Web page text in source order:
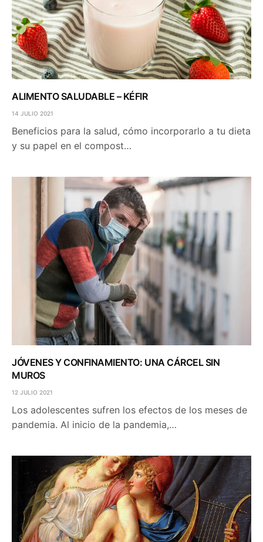
ALIMENTO SALUDABLE – KÉFIR
14 JULIO 2021
Beneficios para la salud, cómo incorporarlo a tu dieta
y su papel en el compost…
JÓVENES Y CONFINAMIENTO: UNA CÁRCEL SIN
MUROS
12 JULIO 2021
Los adolescentes sufren los efectos de los meses de
pandemia. Al inicio de la pandemia,…